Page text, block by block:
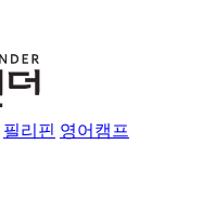
필리핀 영어캠프